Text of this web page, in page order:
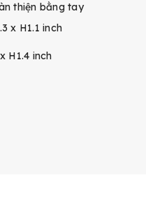
thiện bằng tay
x H1.1 inch
H1.4 inch